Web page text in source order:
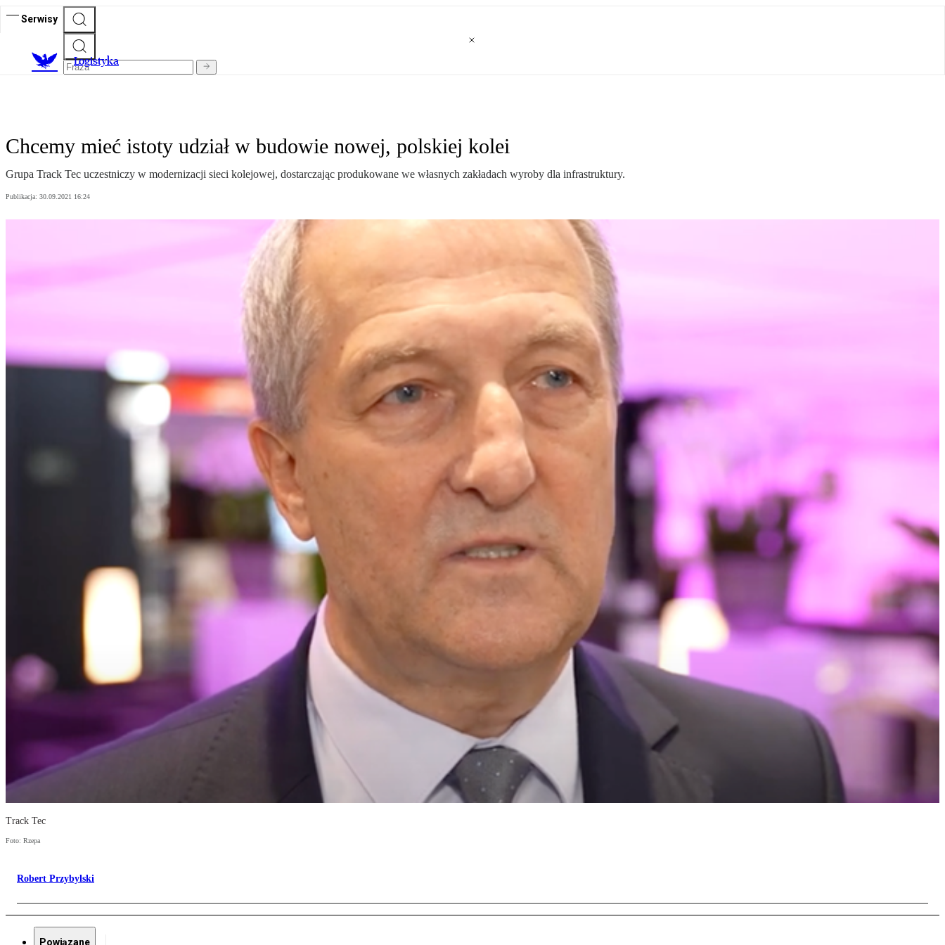
Serwisy
Logistyka
Chcemy mieć istoty udział w budowie nowej, polskiej kolei
Grupa Track Tec uczestniczy w modernizacji sieci kolejowej, dostarczając produkowane we własnych zakładach wyroby dla infrastruktury.
Publikacja: 30.09.2021 16:24
Track Tec
Foto: Rzepa
Robert Przybylski
Powiązane